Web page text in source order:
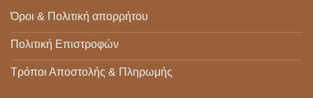
Όροι & Πολιτική απορρήτου
Πολιτική Επιστροφών
Τρόποι Αποστολής & Πληρωμής